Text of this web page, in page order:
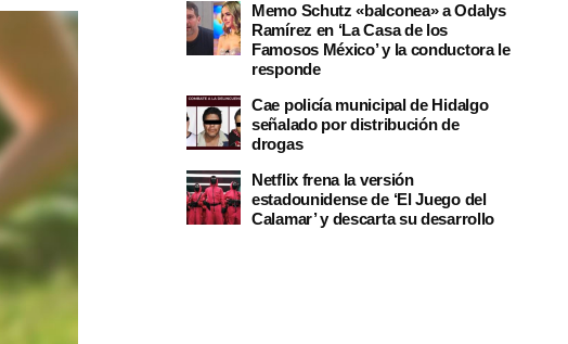
Memo Schutz «balconea» a Odalys
Ramírez en ‘La Casa de los
Famosos México’ y la conductora le
responde
Cae policía municipal de Hidalgo
señalado por distribución de
drogas
Netflix frena la versión
estadounidense de ‘El Juego del
Calamar’ y descarta su desarrollo